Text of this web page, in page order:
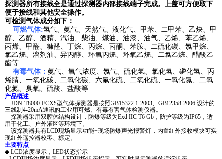
探测器所有接线全是通过探测器内部接线端子完成。上盖可方便取下
便于接线和其他安全操作。
可检测气体成分如下：
可燃气体:氢气、氨气、天然气、液化气、甲苯、二甲苯、乙炔、甲
醇、乙醇、酒精、汽油、柴油、煤油、油漆、油气、乙烯、苯乙烯、
丙烯、甲醛、糠醛、丁烷、丙烷、丙酮、苯胺、二硫化碳、氯甲烷、
氯乙烷、溶剂油、异丙醇、环氧丙烷、环氧乙烷、二氯乙烷、醋酸乙
酯等
有毒气体： 氨气、氧气浓度、氯气、硫化氢、氯化氢、磷化氢、丙
烯腈、一氧化碳、二氧化碳、六氟化硫、二氧化硫、一氧化氮、二氧
化氮、臭氧、硫酸、盐酸等
产品概述
JDN-T8000-FCXS型气体探测器是按照GB15322.1-2003、GB12358-2006 设计的
三线制4-20mA通讯的工业用可燃、有毒有害气体检测仪器。
探测器采用双腔体结构设计，防爆等级为Exd IIC T6 Gb，防护等级为IP65，适
用于化工、户外灌区等环境下。
该探测器具有LCD现场显示功能+现场防爆声光报警灯，内置红外接收模块可实
现红外遥控器校零、标定。
主要特点
◆ LCD浓度显示，LED状态指示